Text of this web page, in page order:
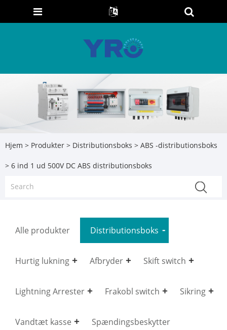
Hjem > Produkter > Distributionsboks > ABS -distributionsboks
> 6 ind 1 ud 500V DC ABS distributionsboks
Alle produkter Distributionsboks
Hurtig lukning Afbryder Skift switch
Lightning Arrester Frakobl switch Sikring
Vandtæt kasse Spændingsbeskytter